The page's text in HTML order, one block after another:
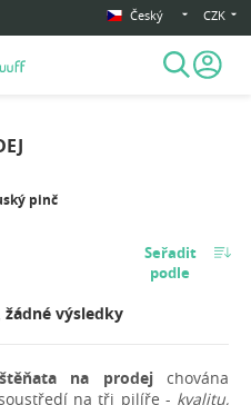
Český CZK
pinč
Seřadit
podle
výsledky
štěňata na prodejchována
na tři pilíře - kvalitu,